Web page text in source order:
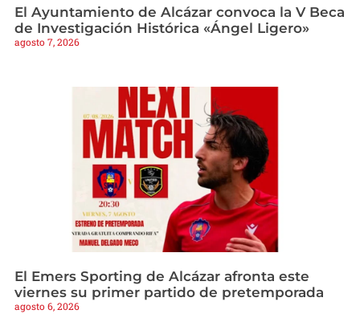
El Ayuntamiento de Alcázar convoca la V Beca
de Investigación Histórica «Ángel Ligero»
agosto 7, 2026
El Emers Sporting de Alcázar afronta este
viernes su primer partido de pretemporada
agosto 6, 2026